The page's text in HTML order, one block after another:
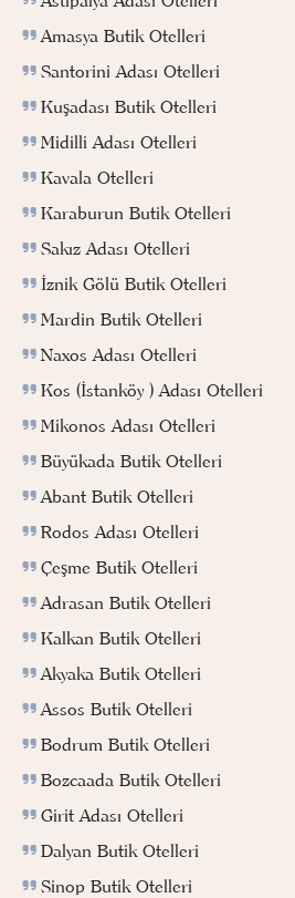
Amasya Butik Otelleri
Santorini Adası Otelleri
Kuşadası Butik Otelleri
Midilli Adası Otelleri
Kavala Otelleri
Karaburun Butik Otelleri
Sakız Adası Otelleri
İznik Gölü Butik Otelleri
Mardin Butik Otelleri
Naxos Adası Otelleri
Kos (İstanköy ) Adası Otelleri
Mikonos Adası Otelleri
Büyükada Butik Otelleri
Abant Butik Otelleri
Rodos Adası Otelleri
Çeşme Butik Otelleri
Adrasan Butik Otelleri
Kalkan Butik Otelleri
Akyaka Butik Otelleri
Assos Butik Otelleri
Bodrum Butik Otelleri
Bozcaada Butik Otelleri
Girit Adası Otelleri
Dalyan Butik Otelleri
Sinop Butik Otelleri